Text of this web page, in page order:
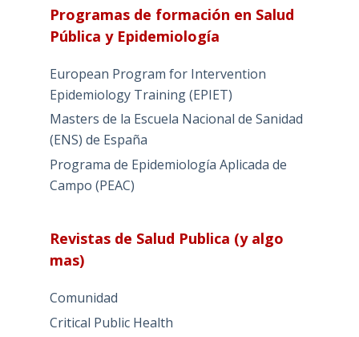
Programas de formación en Salud
Pública y Epidemiología
European Program for Intervention
Epidemiology Training (EPIET)
Masters de la Escuela Nacional de Sanidad
(ENS) de España
Programa de Epidemiología Aplicada de
Campo (PEAC)
Revistas de Salud Publica (y algo
mas)
Comunidad
Critical Public Health